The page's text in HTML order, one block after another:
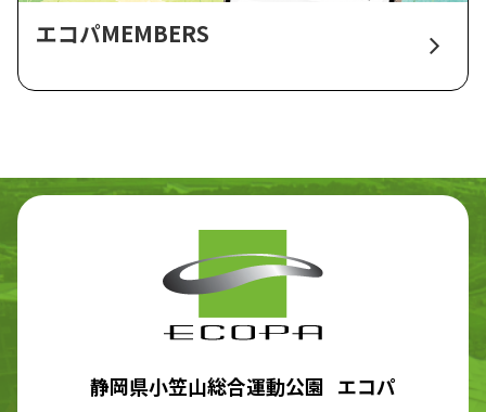
エコパMEMBERS
静岡県小笠山総合運動公園 エコパ